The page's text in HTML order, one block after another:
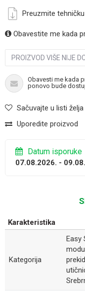
Preuzmite
Obavestite me kada
PROIZVOD VIŠE NIJE
Obavesti me kada
ponovo bude
Sačuvajte u listi želja
Uporedite proizvod
Datum isporuke
07.08.2026. -
Karakteristika
Kategorija
Easy